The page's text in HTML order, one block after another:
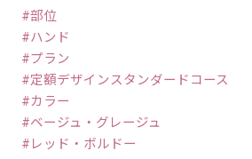
部位
ハンド
プラン
定額デザインスタンダードコース
カラー
ベージュ・グレージュ
レッド・ボルドー